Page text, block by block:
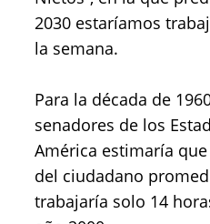
2030 estaríamos
la semana.
Para la década de
senadores de los
América estimaría
del ciudadano
trabajaría solo 14